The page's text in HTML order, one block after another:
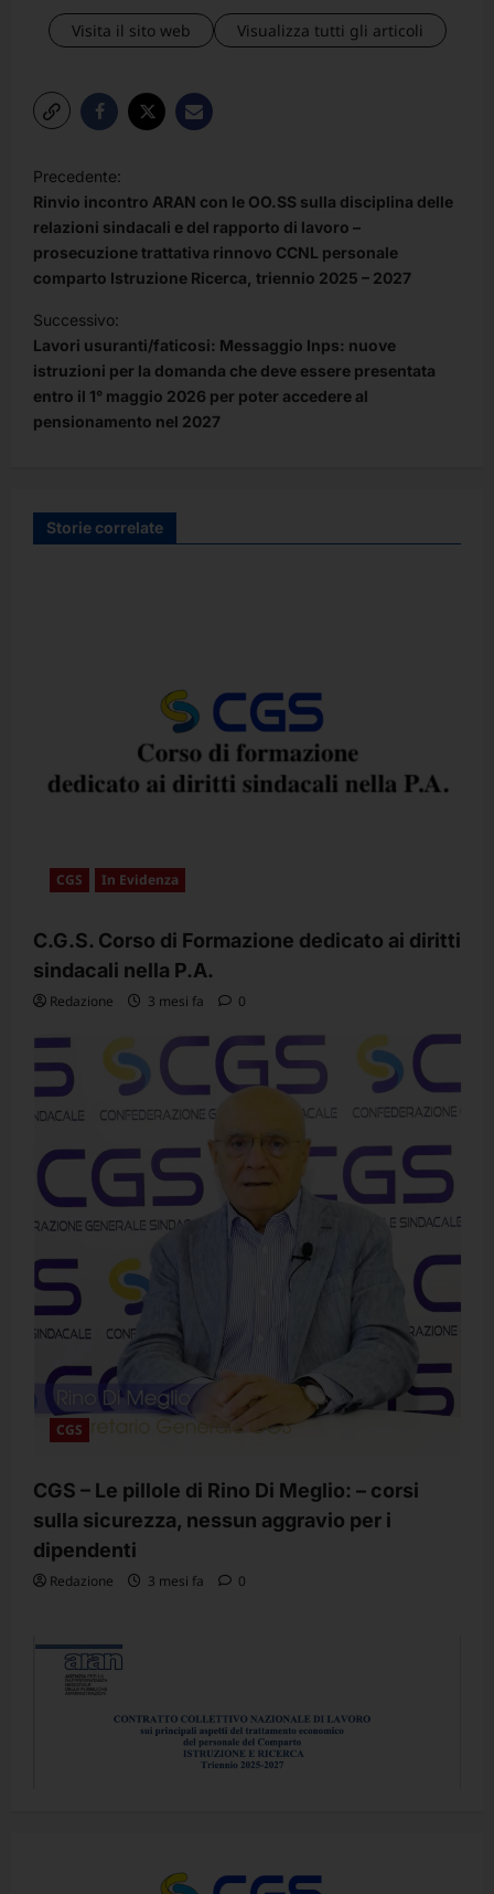
Visita il sito web Visualizza tutti gli articoli
a
v
i
a
z
i
o
a
Precedente:
Rinvio incontro ARAN con le OO.SS sulla disciplina delle
relazioni sindacali e del rapporto di lavoro –
prosecuzione trattativa rinnovo CCNL personale
comparto Istruzione Ricerca, triennio 2025 – 2027
Successivo:
Lavori usuranti/faticosi: Messaggio Inps: nuove
istruzioni per la domanda che deve essere presentata
entro il 1° maggio 2026 per poter accedere al
pensionamento nel 2027
Storie correlate
CGS In Evidenza
C.G.S. Corso di Formazione dedicato ai diritti
sindacali nella P.A.
Redazione 3 mesi fa 0
CGS
CGS – Le pillole di Rino Di Meglio: – corsi
sulla sicurezza, nessun aggravio per i
dipendenti
Redazione 3 mesi fa 0